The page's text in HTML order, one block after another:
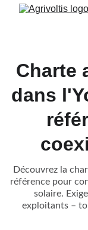
Charte
dans
Découvrez la
référence pour
solaire.
exploitants –